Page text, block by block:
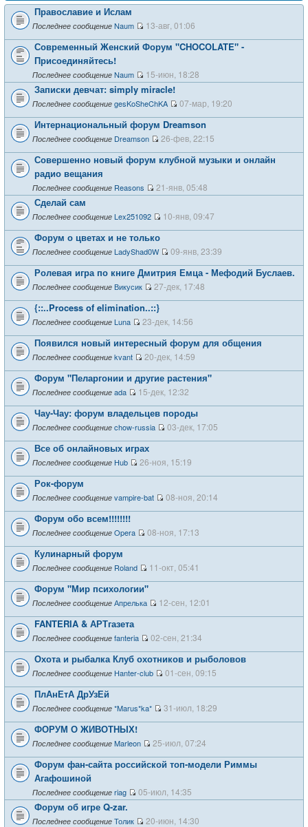
Православие и Ислам
Последнее сообщение Naum 13-авг, 01:06
Современный Женский Форум "CHOCOLATE" -
Присоединяйтесь!
Последнее сообщение Naum 15-июн, 18:28
Записки девчат: simply miracle!
Последнее сообщение gesKoSheChKA 07-мар, 19:20
Интернациональный форум Dreamson
Последнее сообщение Dreamson 26-фев, 22:15
Совершенно новый форум клубной музыки и онлайн
радио вещания
Последнее сообщение Reasons 21-янв, 05:48
Сделай сам
Последнее сообщение Lex251092 10-янв, 09:47
Форум о цветах и не только
Последнее сообщение LadyShad0W 09-янв, 23:39
Ролевая игра по книге Дмитрия Емца - Мефодий Буслаев.
Последнее сообщение Викусик 27-дек, 17:48
{::..Process of elimination..::}
Последнее сообщение Luna 23-дек, 14:56
Появился новый интересный форум для общения
Последнее сообщение kvant 20-дек, 14:59
Форум "Пеларгонии и другие растения"
Последнее сообщение ada 15-дек, 12:32
Чау-Чау: форум владельцев породы
Последнее сообщение chow-russia 03-дек, 17:05
Все об онлайновых играх
Последнее сообщение Hub 26-ноя, 15:19
Рок-форум
Последнее сообщение vampire-bat 08-ноя, 20:14
Форум обо всем!!!!!!!!
Последнее сообщение Opera 08-ноя, 17:13
Кулинарный форум
Последнее сообщение Roland 11-окт, 05:41
Форум "Мир психологии"
Последнее сообщение Апрелька 12-сен, 12:01
FANTERIA & АРТгазета
Последнее сообщение fanteria 02-сен, 21:34
Охота и рыбалка Клуб охотников и рыболовов
Последнее сообщение Hanter-club 01-сен, 09:15
ПлАнЕтА ДрУзЕй
Последнее сообщение *Marus*ka* 31-июл, 18:29
ФОРУМ О ЖИВОТНЫХ!
Последнее сообщение Marleon 25-июл, 07:24
Форум фан-сайта российской топ-модели Риммы
Агафошиной
Последнее сообщение riag 05-июл, 14:35
Форум об игре Q-zar.
Последнее сообщение Толик 20-июн, 14:30